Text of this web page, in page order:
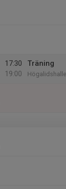
17:30
19:00
Träning